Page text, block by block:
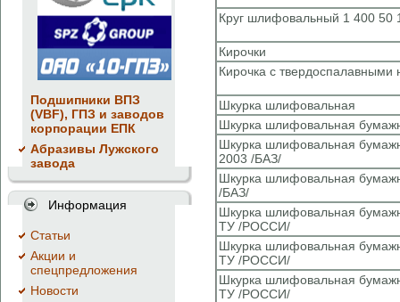
Подшипники ВПЗ
(VBF), ГПЗ и заводов
корпорации ЕПК
Абразивы Лужского
завода
Информация
Cтатьи
Акции и
спецпредложения
Новости
Круг шлифовальный 1 400 50
Кирочки
Кирочка с
Шкурка шлифовальная
Шкурка шлифовальная
Шкурка шлифовальная
2003 /БАЗ/
Шкурка шлифовальная
/БАЗ/
Шкурка шлифовальная
ТУ /РОССИ/
Шкурка шлифовальная
ТУ /РОССИ/
Шкурка шлифовальная
ТУ /РОССИ/